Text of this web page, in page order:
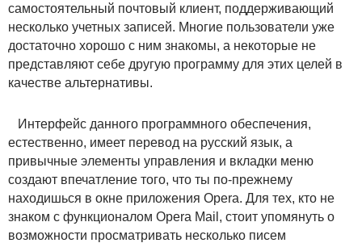
самостоятельный почтовый клиент, поддерживающий
несколько учетных записей. Многие пользователи уже
достаточно хорошо с ним знакомы, а некоторые не
представляют себе другую программу для этих целей в
качестве альтернативы.
Интерфейс данного программного обеспечения,
естественно, имеет перевод на русский язык, а
привычные элементы управления и вкладки меню
создают впечатление того, что ты по-прежнему
находишься в окне приложения Opera. Для тех, кто не
знаком с функционалом Opera Mail, стоит упомянуть о
возможности просматривать несколько писем